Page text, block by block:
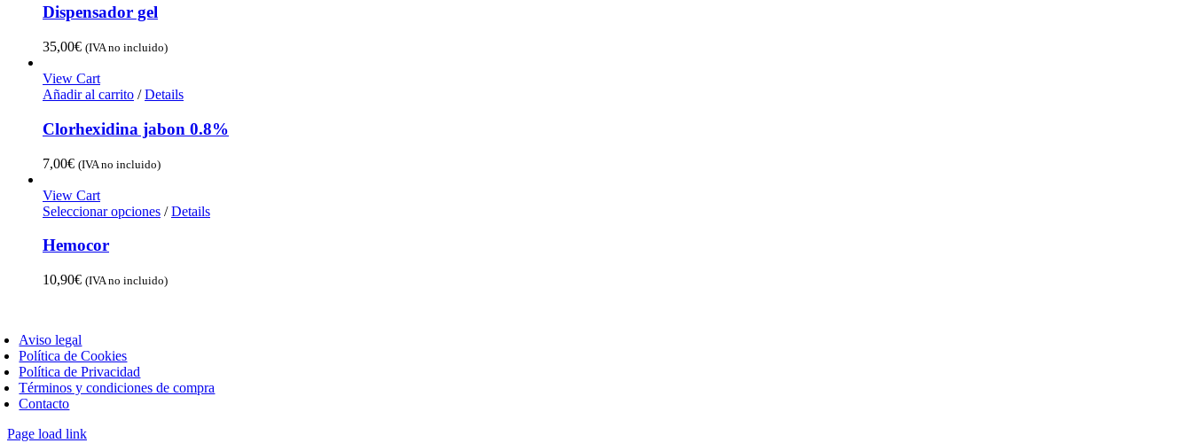
hasta
5,90€
Dispensador gel
35,00€ (IVA no incluido)
View Cart
Añadir al carrito / Details
Clorhexidina jabon 0.8%
7,00€ (IVA no incluido)
View Cart
Seleccionar opciones / Details
Hemocor
10,90€ (IVA no incluido)
Aviso legal
Política de Cookies
Política de Privacidad
Términos y condiciones de compra
Contacto
Page load link